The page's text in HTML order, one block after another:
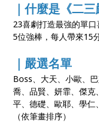
｜什麼是《二
23喜劇打造最強的單口
5位強棒，每人帶來15
｜嚴選名單
Boss、大天、小歐、
喬、品賢、妍霏、傑
平、德礎、歐耶、學仁
（依筆畫排序）